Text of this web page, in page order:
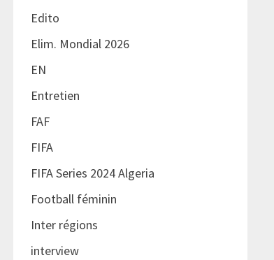
Edito
Elim. Mondial 2026
EN
Entretien
FAF
FIFA
FIFA Series 2024 Algeria
Football féminin
Inter régions
interview